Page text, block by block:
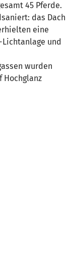
45 Pferde.
das Dach
eine
und
wurden
Hochglanz